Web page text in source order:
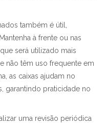
também é útil,
à frente ou nas
será utilizado mais
não têm uso frequente em
as caixas ajudam no
garantindo praticidade no
uma revisão periódica